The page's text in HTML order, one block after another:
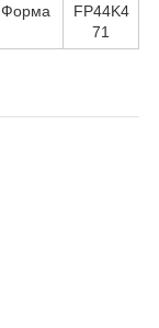
Форма
FP44K4
71